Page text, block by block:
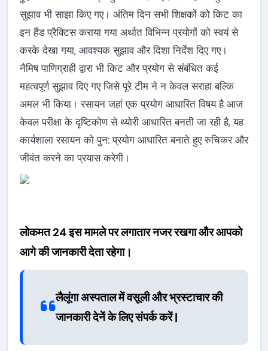
सुझाव भी साझा किए गए। अंतिम दिन सभी शिक्षकों को किट का
इन हैंड प्रैक्टिस कराया गया अर्थात विभिन्न प्रयोगों को स्वयं से
करके देखा गया, आवश्यक सुझाव और दिशा निर्देश दिए गए।
नैमिष पाणिग्राही द्वारा भी किट और प्रयोग से संबंधित कई
महत्वपूर्ण सुझाव दिए गए जिसे पूरे टीम ने न केवल सराहा बल्कि
अमल भी किया। रसायन जहां एक प्रयोग आधारित विषय है आज
केवल परीक्षा के दृष्टिकोण से थ्योरी आधारित बनती जा रही है, यह
कार्यशाला रसायन को पुन: प्रयोग आधारित बनाते हुए रुचिकर और
जीवंत करने का प्रयास करेगी।
लोकमत 24 इस मामले पर लगातार नजर रखगा और आपको
आगे की जानकारी देता रहेगा।
लैलूंगा अस्पताल में वसूली और भ्रस्टाचार की
जानकारी देनें के लिए संपर्क करें |